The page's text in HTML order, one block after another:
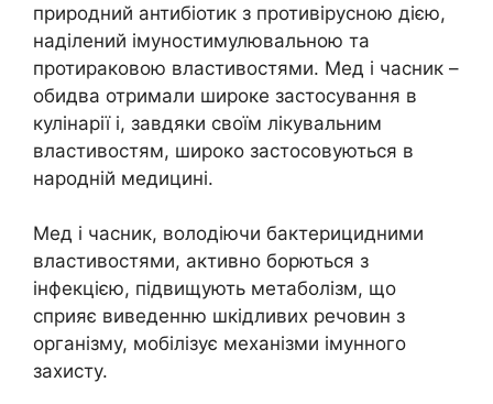
природний антибіотик з противірусною дією,
наділений імуностимулювальною та
протираковою властивостями. Мед і часник –
обидва отримали широке застосування в
кулінарії і, завдяки своїм лікувальним
властивостям, широко застосовуються в
народній медицині.
Мед і часник, володіючи бактерицидними
властивостями, активно борються з
інфекцією, підвищують метаболізм, що
сприяє виведенню шкідливих речовин з
організму, мобілізує механізми імунного
захисту.